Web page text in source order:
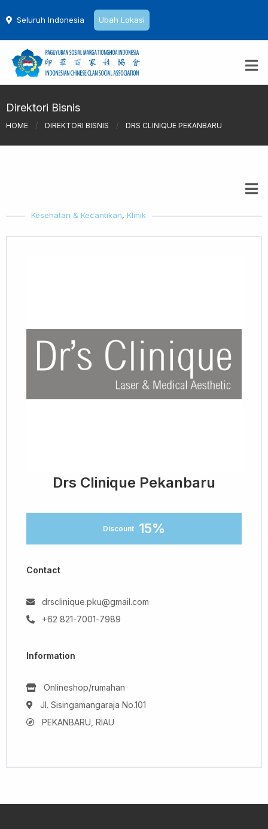
Seluruh Indonesia Ubah Lokasi
Direktori Bisnis
HOME / DIREKTORI BISNIS / DRS CLINIQUE PEKANBARU
Kesehatan & Kecantikan, Klinik
Drs Clinique Pekanbaru
Discount 15%
Contact
drsclinique.pku@gmail.com
+62 821-7001-7989
Information
Onlineshop/rumahan
Jl. Sisingamangaraja No.101
PEKANBARU, RIAU